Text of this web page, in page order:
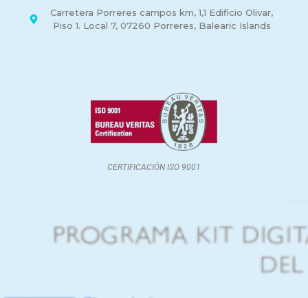
Carretera Porreres campos km, 1,1 Edificio Olivar,
Piso 1. Local 7, 07260 Porreres, Balearic Islands
CERTIFICACIÓN ISO 9001